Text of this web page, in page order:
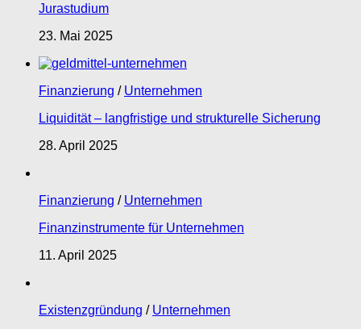
Jurastudium
23. Mai 2025
Finanzierung / Unternehmen
Liquidität – langfristige und strukturelle Sicherung
28. April 2025
Finanzierung / Unternehmen
Finanzinstrumente für Unternehmen
11. April 2025
Existenzgründung / Unternehmen